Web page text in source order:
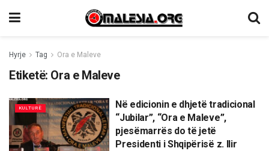
Hyrje Tag Ora e Maleve
Etiketë: Ora e Maleve
KULTURË
Në edicionin e dhjetë tradicional
“Jubilar”, “Ora e Maleve”,
pjesëmarrës do të jetë
Presidenti i Shqipërisë z. Ilir